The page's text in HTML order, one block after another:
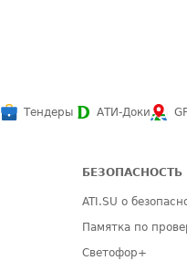
Тендеры АТИ-Доки
БЕЗОПАСНОСТЬ
ATI.SU о
Памятка по
Светофор+